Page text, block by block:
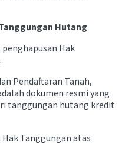
Hutang
Hak
Pendaftaran Tanah,
dokumen resmi yang
tanggungan hutang kredit
Tanggungan atas